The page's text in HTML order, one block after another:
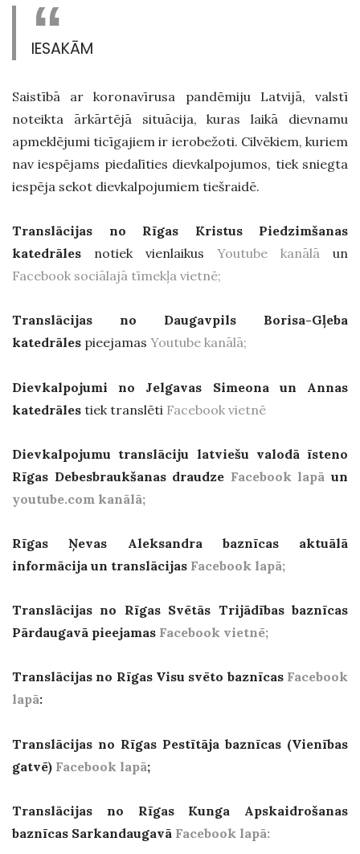
IESAKĀM
Saistībā ar koronavīrusa pandēmiju Latvijā, valstī
noteikta ārkārtējā situācija, kuras laikā dievnamu
apmeklējumi ticīgajiem ir ierobežoti. Cilvēkiem, kuriem
nav iespējams piedalīties dievkalpojumos, tiek sniegta
iespēja sekot dievkalpojumiem tiešraidē.
Translācijas no Rīgas Kristus Piedzimšanas
katedrāles notiek vienlaikus Youtube kanālā un
Facebook sociālajā tīmekļa vietnē;
Translācijas no Daugavpils Borisa-Gļeba
katedrāles pieejamas Youtube kanālā;
Dievkalpojumi no Jelgavas Simeona un Annas
katedrāles tiek translēti Facebook vietnē
Dievkalpojumu translāciju latviešu valodā īsteno
Rīgas Debesbraukšanas draudze Facebook lapā un
youtube.com kanālā;
Rīgas Ņevas Aleksandra baznīcas aktuālā
informācija un translācijas Facebook lapā;
Translācijas no Rīgas Svētās Trijādības baznīcas
Pārdaugavā pieejamas Facebook vietnē;
Translācijas no Rīgas Visu svēto baznīcas Facebook
lapā:
Translācijas no Rīgas Pestītāja baznīcas (Vienības
gatvē) Facebook lapā;
Translācijas no Rīgas Kunga Apskaidrošanas
baznīcas Sarkandaugavā Facebook lapā: